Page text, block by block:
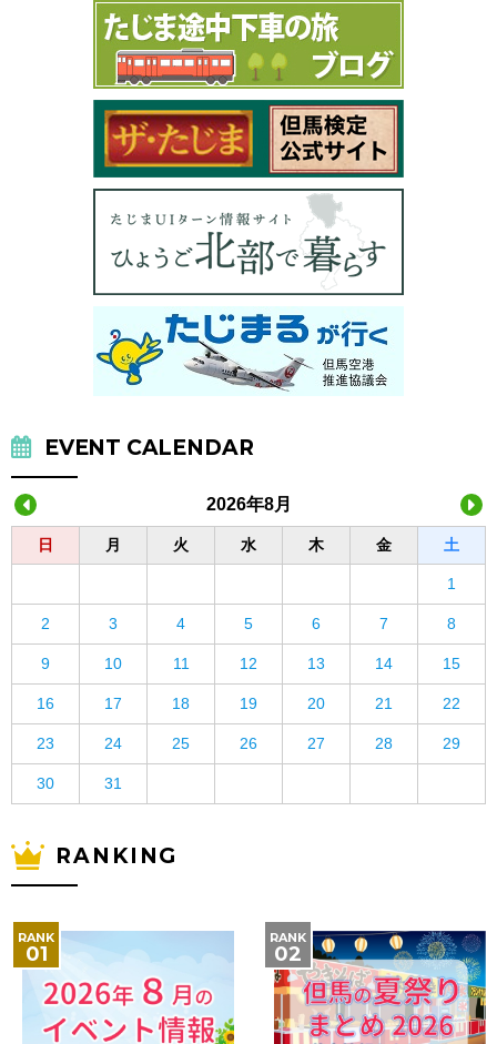
EVENT CALENDAR
2026年8月
日 月 火 水 木 金 土
1
2 3 4 5 6 7 8
9 10 11 12 13 14 15
16 17 18 19 20 21 22
23 24 25 26 27 28 29
30 31
RANKING